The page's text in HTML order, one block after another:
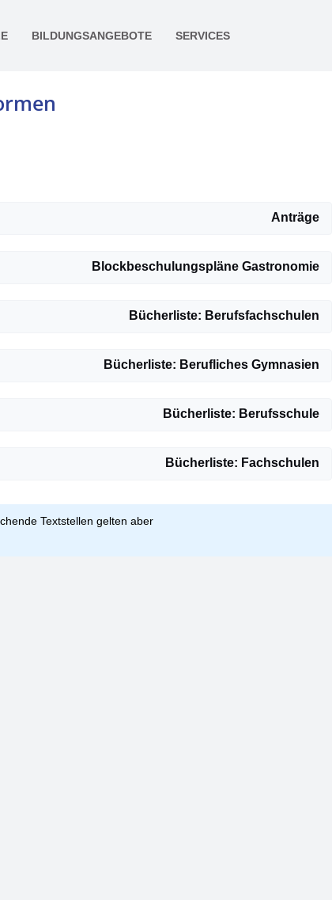
BILDUNGSANGEBOTE SERVICES
Anträge
Blockbeschulungspläne Gastronomie
Bücherliste: Berufsfachschulen
Bücherliste: Berufliches Gymnasien
Bücherliste: Berufsschule
Bücherliste: Fachschulen
Textstellen gelten aber